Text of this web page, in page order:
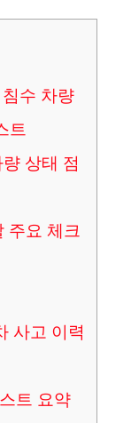
수 차량
트
상태 점
주요 체크
사고 이력
트 요약